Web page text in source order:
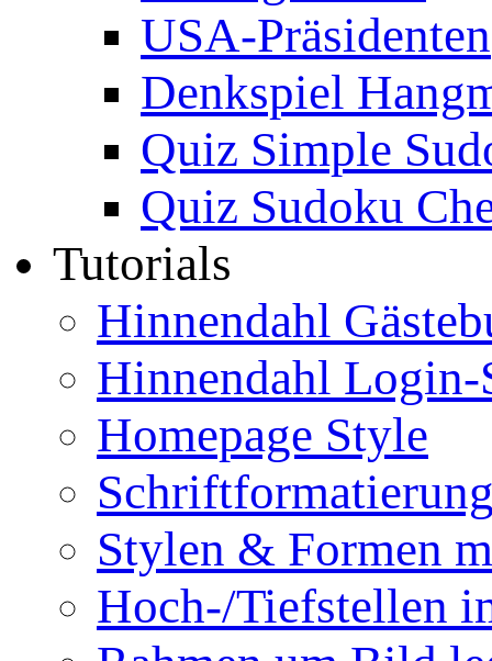
USA-Präsidenten
Denkspiel
Quiz Simple
Quiz Sudoku
Tutorials
Hinnendahl
Hinnendahl Login-
Homepage Style
Stylen & Formen
Hoch-/Tiefstellen